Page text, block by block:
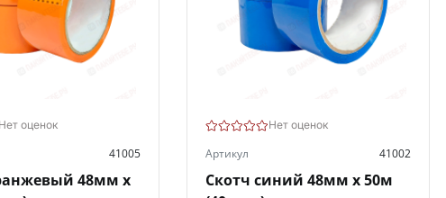
Нет оценок
41005
48мм х
Нет оценок
Артикул 41002
Скотч синий 48мм х 50м